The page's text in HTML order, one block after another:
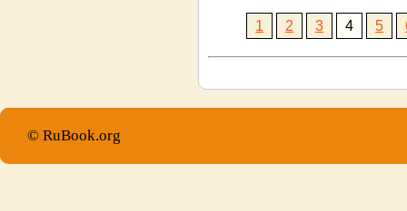
1 2 3 4 5
© RuBook.org